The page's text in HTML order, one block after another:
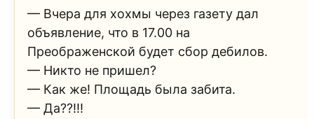
— Вчера для хохмы через газету дал
объявление, что в 17.00 на
Преображенской будет сбор дебилов.
— Никто не пришел?
— Как же! Площадь была забита.
— Да??!!!